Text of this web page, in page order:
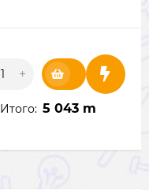
+
Итого: 5 043 m